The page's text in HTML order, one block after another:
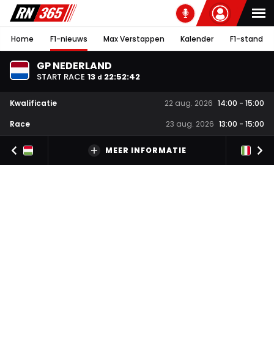
Home F1-nieuws Max Verstappen Kalender F1-stand
GP NEDERLAND
START RACE 13 d 22:52:41
Kwalificatie 22 aug. 2026 14:00 - 15:00
Race
23 aug. 2026 13:00 - 15:00
MEER INFORMATIE